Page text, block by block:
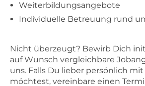
Weiterbildungsangebote
Individuelle Betreuung rund
Nicht überzeugt? Bewirb Dich
auf Wunsch vergleichbare
uns. Falls Du lieber persönlich
möchtest, vereinbare einen